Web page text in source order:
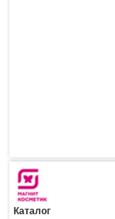
Каталог